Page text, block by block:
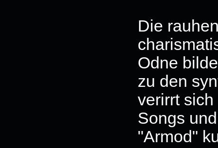
Die
Odne
zu den
verirrt
Songs
"Armod"